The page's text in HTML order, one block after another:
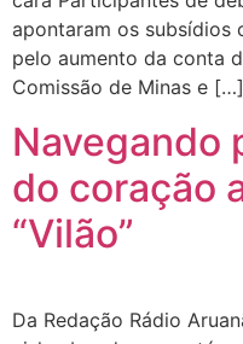
apontaram os subsídios
pelo aumento da conta
Comissão de Minas e […]
Navegando
do coração
“Vilão”
Da Redação Rádio